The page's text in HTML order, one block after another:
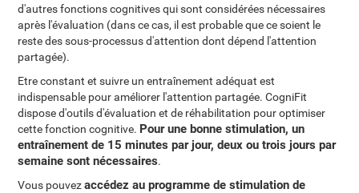
d'autres fonctions cognitives qui sont considérées nécessaires
après l'évaluation (dans ce cas, il est probable que ce soient le
reste des sous-processus d'attention dont dépend l'attention
partagée).
Etre constant et suivre un entraînement adéquat est
indispensable pour améliorer l'attention partagée. CogniFit
dispose d'outils d'évaluation et de réhabilitation pour optimiser
cette fonction cognitive. Pour une bonne stimulation, un
entraînement de 15 minutes par jour, deux ou trois jours par
semaine sont nécessaires.
Vous pouvezaccédez au programme de stimulation de